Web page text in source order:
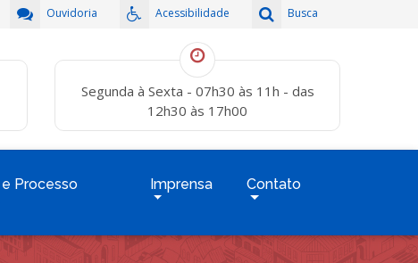
Busca
Acessibilidade
Ouvidoria
Segunda à Sexta - 07h30 às 11h - das
12h30 às 17h00
Processo
Imprensa Contato